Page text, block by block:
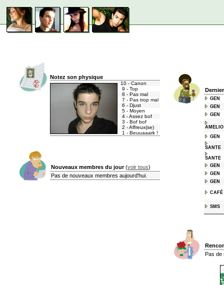
Notez son physique
10 - Canon
9 - Top
8 - Pas mal
7 - Pas trop mal
6 - Djust
5 - Moyen
4 - Assez bof
3 - Bof bof
2 - Affreux(se)
1 - Beuuaaark !
Nouveaux membres du jour(voir tous)
Pas de nouveaux membres aujourd'hui.
GEN
GEN
GEN
AMELIO
GEN
SANTE
SANTE
GEN
GEN
GEN
CAFÉ
SMS
Pas de